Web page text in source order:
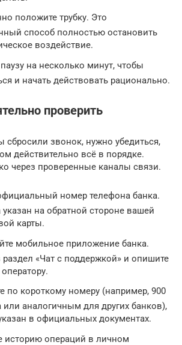
положите трубку. Это
способ полностью остановить
воздействие.
на несколько минут, чтобы
и начать действовать рационально.
проверить
сбросили звонок, нужно убедиться,
действительно всё в порядке.
через проверенные каналы связи.
номер телефона банка.
указан на обратной стороне вашей
карты.
мобильное приложение банка.
раздел «Чат с поддержкой» и опишите
по короткому номеру (например, 900
или аналогичным для других банков),
в официальных документах.
историю операций в личном